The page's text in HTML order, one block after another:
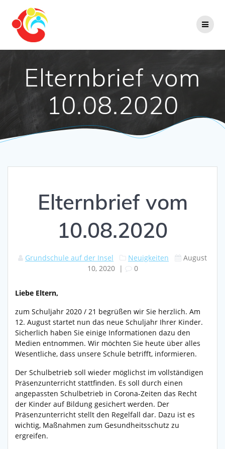
Elternbrief vom
10.08.2020
Elternbrief vom
10.08.2020
Grundschule auf der Insel Neuigkeiten
August
10, 2020| 0
Liebe Eltern,
zum Schuljahr 2020 / 21 begrüßen wir Sie herzlich. Am
12. August startet nun das neue Schuljahr Ihrer Kinder.
Sicherlich haben Sie einige Informationen dazu den
Medien entnommen. Wir möchten Sie heute über alles
Wesentliche, dass unsere Schule betrifft, informieren.
Der Schulbetrieb soll wieder möglichst im vollständigen
Präsenzunterricht stattfinden. Es soll durch einen
angepassten Schulbetrieb in Corona-Zeiten das Recht
der Kinder auf Bildung gesichert werden. Der
Präsenzunterricht stellt den Regelfall dar. Dazu ist es
wichtig, Maßnahmen zum Gesundheitsschutz zu
ergreifen.